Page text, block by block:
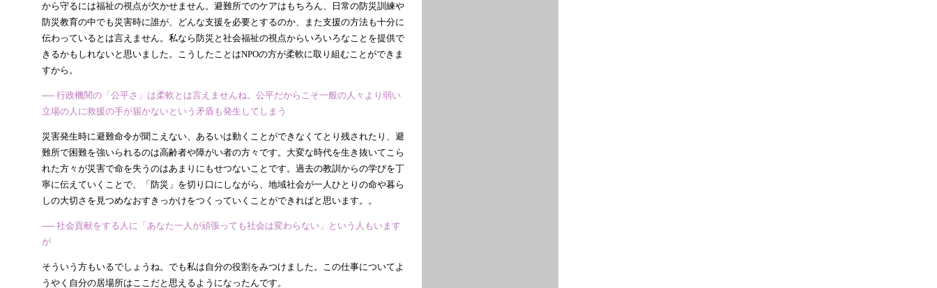
から守るには福祉の視点が欠かせません。避難所でのケアはもちろん、日常の防災訓練や
防災教育の中でも災害時に誰が、どんな支援を必要とするのか、また支援の方法も十分に
伝わっているとは言えません。私なら防災と社会福祉の視点からいろいろなことを提供で
きるかもしれないと思いました。こうしたことはNPOの方が柔軟に取り組むことができま
すから。
── 行政機関の「公平さ」は柔軟とは言えませんね。公平だからこそ一般の人々より弱い
立場の人に救援の手が届かないという矛盾も発生してしまう
災害発生時に避難命令が聞こえない、あるいは動くことができなくてとり残されたり、避
難所で困難を強いられるのは高齢者や障がい者の方々です。大変な時代を生き抜いてこら
れた方々が災害で命を失うのはあまりにもせつないことです。過去の教訓からの学びを丁
寧に伝えていくことで、「防災」を切り口にしながら、地域社会が一人ひとりの命や暮ら
しの大切さを見つめなおすきっかけをつくっていくことができればと思います。。
── 社会貢献をする人に「あなた一人が頑張っても社会は変わらない」という人もいます
が
そういう方もいるでしょうね。でも私は自分の役割をみつけました。この仕事についてよ
うやく自分の居場所はここだと思えるようになったんです。